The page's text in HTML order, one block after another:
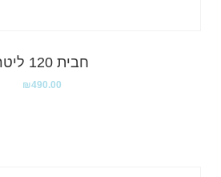
חבית 120 ליטר
₪490.00